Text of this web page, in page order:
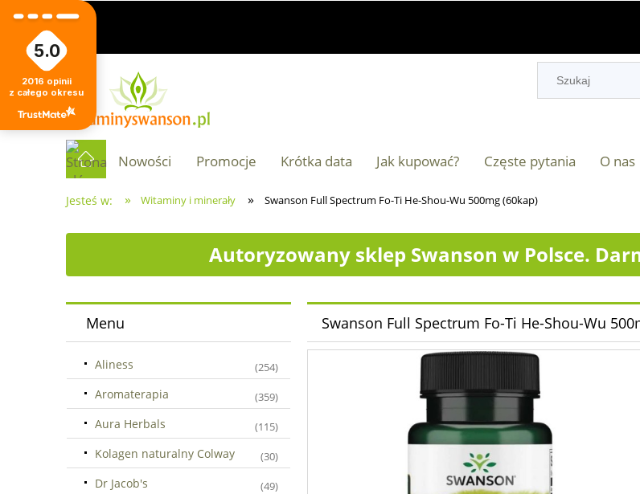
Nowości Promocje Krótka data Jak kupować? Częste pytania O nas
Jesteś w: » Witaminy i minerały » Swanson Full Spectrum Fo-Ti He-Shou-Wu 500mg (60kap)
Autoryzowany sklep Swanson w Polsce.
Menu
Aliness (254)
Aromaterapia (359)
Aura Herbals (115)
Kolagen naturalny Colway (30)
Dr Jacob's (49)
Swanson Full Spectrum Fo-Ti He-Shou-Wu
5.0
2016 opinii
z całego okresu